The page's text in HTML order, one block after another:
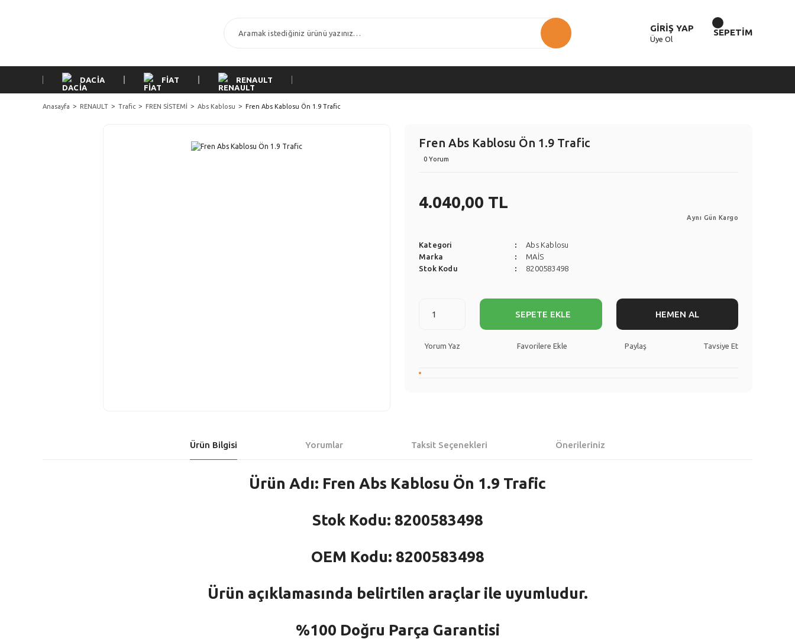
GİRİŞ YAP
Üye Ol
SEPETİM
DACİA FİAT RENAULT
Anasayfa RENAULT Trafic FREN SİSTEMİ Abs Kablosu Fren Abs Kablosu Ön 1.9 Trafic
Fren Abs Kablosu Ön 1.9 Trafic
0 Yorum
4.040,00 TL
Aynı Gün Kargo
Kategori
Abs Kablosu
Marka
MAİS
Stok Kodu
8200583498
SEPETE EKLE HEMEN AL
Yorum Yaz Paylaş Tavsiye Et
Ürün Bilgisi Yorumlar Taksit Seçenekleri Önerileriniz
Ürün Adı: Fren Abs Kablosu Ön 1.9 Trafic
Stok Kodu: 8200583498
OEM Kodu: 8200583498
Ürün açıklamasında belirtilen araçlar ile uyumludur.
%100 Doğru Parça Garantisi